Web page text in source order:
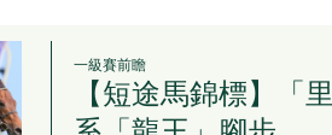
一級賽前瞻
【短途馬錦標】「